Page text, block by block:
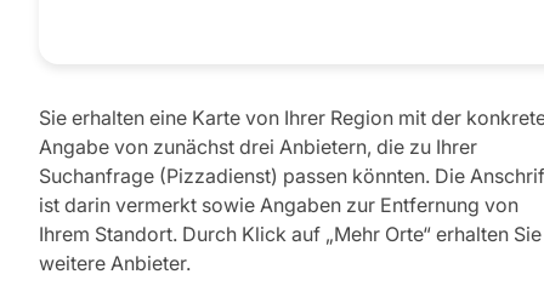
Sie erhalten eine Karte von Ihrer Region mit der
Angabe von zunächst drei Anbietern, die zu Ihrer
Suchanfrage (Pizzadienst) passen könnten. Die
ist darin vermerkt sowie Angaben zur Entfernung von
Ihrem Standort. Durch Klick auf „Mehr Orte“ erhalten Sie
weitere Anbieter.